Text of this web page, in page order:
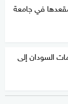
مقعدها في جامعة
السودان إلى